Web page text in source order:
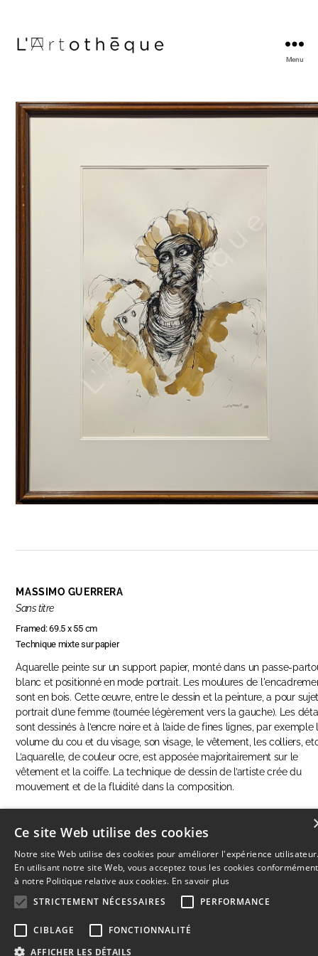
Menu
MASSIMO GUERRERA
Sans titre
Framed: 69.5 x 55 cm
Technique mixte sur papier
Aquarelle peinte sur un support papier, monté dans un passe-
blanc et positionné en mode portrait. Les moulures de
sont en bois. Cette œuvre, entre le dessin et la peinture, a pour
portrait d’une femme (tournée légèrement vers la gauche). Les
sont dessinés à l’encre noire et à l’aide de fines lignes, par exemple
volume du cou et du visage, son visage, le vêtement, les colliers,
L’aquarelle, de couleur ocre, est apposée majoritairement sur le
vêtement et la coiffe. La technique de dessin de l’artiste crée du
mouvement et de la fluidité dans la composition.
© 2026 L'Artothèque
Ce site Web utilise des cookies
Notre site Web utilise des cookies pour améliorer l'expérience
En utilisant notre site Web, vous acceptez tous les cookies conformément
à notre Politique relative aux cookies. En savoir plus
STRICTEMENT NÉCESSAIRES
PERFORMANCE
CIBLAGE
FONCTIONNALITÉ
AFFICHER LES DÉTAILS